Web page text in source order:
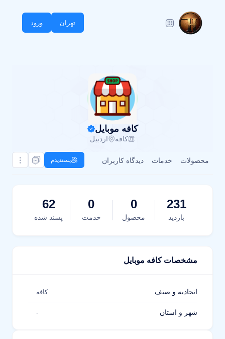
تهران ورود
کافه موبایل
کافه اردبیل
محصولات خدمات دیدگاه کاربران پسندیدم
231
بازدید
0
محصول
0
خدمت
62
پسند شده
مشخصات کافه موبایل
اتحادیه و صنف کافه
شهر و استان -